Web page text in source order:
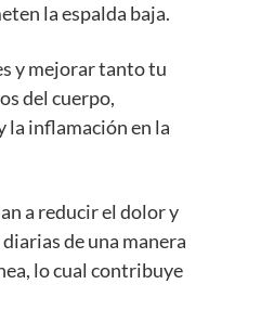
la espalda baja.
y mejorar tanto tu
del cuerpo,
la inflamación en la
a reducir el dolor y
de una manera
lo cual contribuye